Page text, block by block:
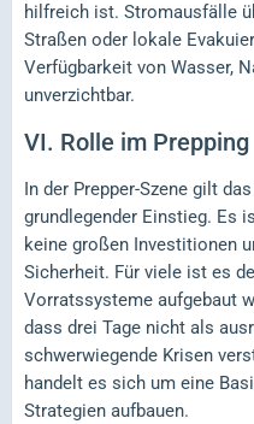
hilfreich ist. Stromausfälle
Straßen oder lokale
Verfügbarkeit von Wasser,
unverzichtbar.
VI. Rolle im Prepping
In der Prepper-Szene gilt
grundlegender Einstieg. Es
keine großen Investitionen
Sicherheit. Für viele ist es
Vorratssysteme aufgebaut
dass drei Tage nicht als
schwerwiegende Krisen
handelt es sich um eine
Strategien aufbauen.